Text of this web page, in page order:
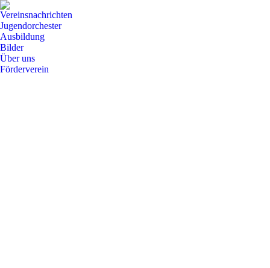
Vereinsnachrichten
Jugendorchester
Ausbildung
Bilder
Über uns
Förderverein